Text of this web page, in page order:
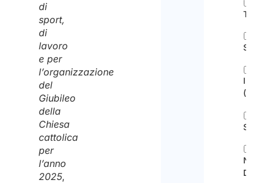
di
sport,
di
lavoro
e per
l’organizzazione
del
Giubileo
della
Chiesa
cattolica
per
l’anno
2025,